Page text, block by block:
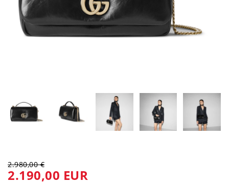
2.980,00 €
2.190,00 EUR